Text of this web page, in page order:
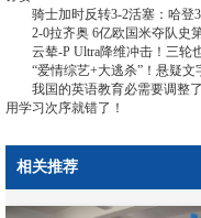
骑士加时反转3-2活塞：哈登
2-0拉齐奥 6亿欧国米夺队史第
云辇-P Ultra降维冲击！三轮也
“爱情综艺+大逃杀”！悬疑文
我国的英语教育必需要调整了
用学习次序就错了！
相关推荐